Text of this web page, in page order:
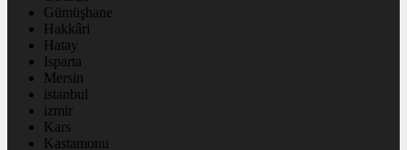
Gümüşhane
Hakkâri
Hatay
Isparta
Mersin
istanbul
izmir
Kars
Kastamonu